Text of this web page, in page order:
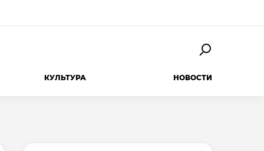
КУЛЬТУРА НОВОСТИ